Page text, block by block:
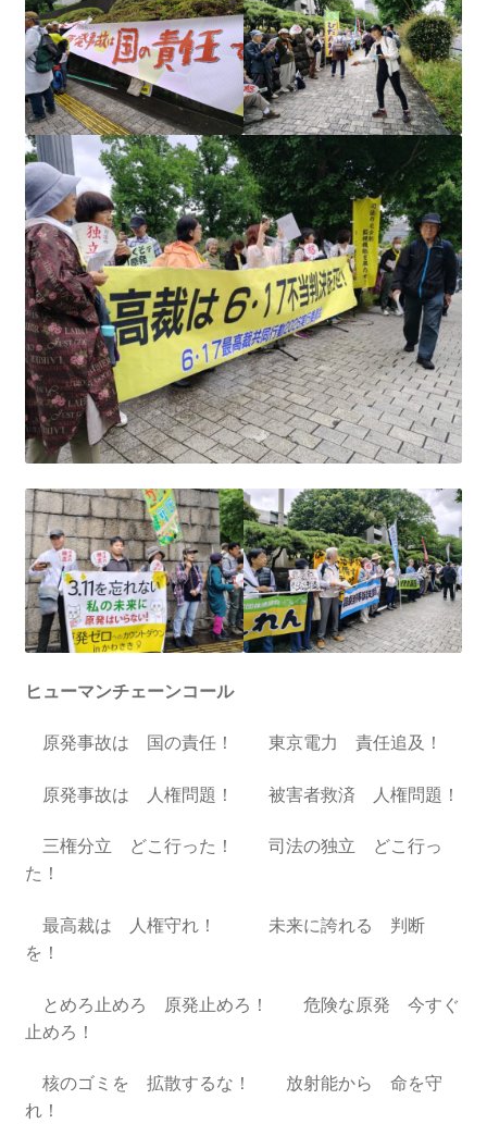
わさき集会開催
ギャラリー
ギャラリー_2023.3.12
ギャラリー_2024.3.10
ギャラリー_2025.3.23
ギャラリー_2026.3.15
原発ゼロと未来
原発動向
原発 日誌
2022.7.15東電・株主訴訟 経営陣に13兆円賠償命令
2022.8.1 福島第一原発 汚染配管撤去 失敗続きで計画
断念
2022.8.9 福島第一原発 汚染水海洋放出トンネル工事
超 老朽対策容認
2023.1.19 東電旧経営陣、二審も無罪 民事裁判で認
めた「長期評価」を否定
原子力規制委員会「原発60年超運転」正式決定見送
原子力規制委員会「原発60年超運転」正式決定先送
「原発６０年超へ」閣議決定
ヒューマンチェーンコール
原発事故は 国の責任！ 東京電力 責任追及！
原発事故は 人権問題！ 被害者救済 人権問題！
三権分立 どこ行った！ 司法の独立 どこ行っ
た！
最高裁は 人権守れ！ 未来に誇れる 判断
を！
とめろ止めろ 原発止めろ！ 危険な原発 今すぐ
止めろ！
核のゴミを 拡散するな！ 放射能から 命を守
れ！